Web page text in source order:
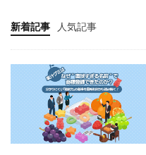
新着記事 人気記事